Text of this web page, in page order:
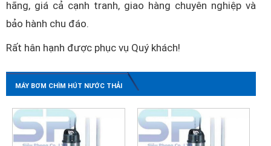
hãng, giá cả cạnh tranh, giao hàng chuyên nghiệp và
bảo hành chu đáo.
Rất hân hạnh được phục vụ Quý khách!
MÁY BƠM CHÌM HÚT NƯỚC THẢI